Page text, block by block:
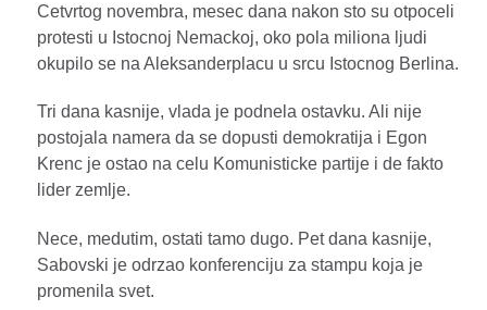
Cetvrtog novembra, mesec dana nakon sto su otpoceli
protesti u Istocnoj Nemackoj, oko pola miliona ljudi
okupilo se na Aleksanderplacu u srcu Istocnog Berlina.
Tri dana kasnije, vlada je podnela ostavku. Ali nije
postojala namera da se dopusti demokratija i Egon
Krenc je ostao na celu Komunisticke partije i de fakto
lider zemlje.
Nece, medutim, ostati tamo dugo. Pet dana kasnije,
Sabovski je odrzao konferenciju za stampu koja je
promenila svet.